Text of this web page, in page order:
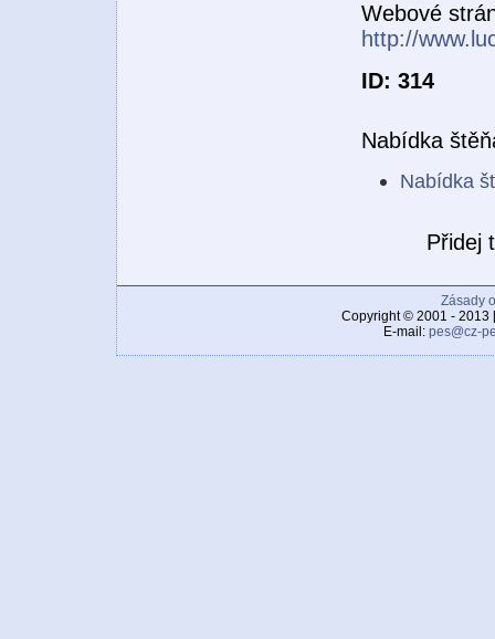
Webové
http://
ID: 314
Nabídka
Nabídka
Přidej
Zásady
Copyright © 2001 - 2013
E-mail: pes@cz-